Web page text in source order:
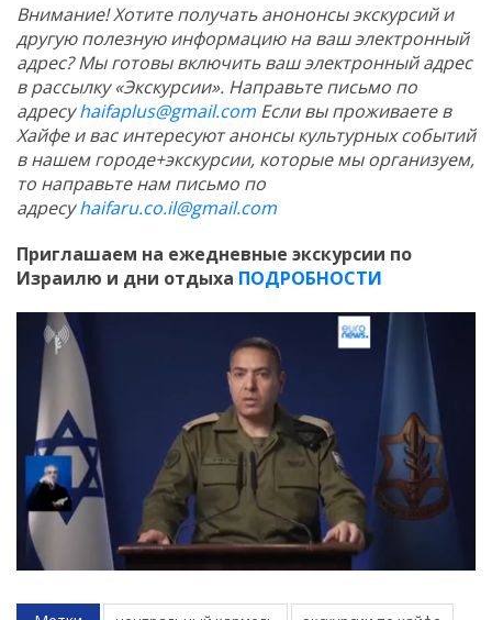
Внимание! Хотите получать анононсы экскурсий и
другую полезную информацию на ваш электронный
адрес? Мы готовы включить ваш электронный адрес
в рассылку «Экскурсии». Направьте письмо по
адресуhaifaplus@gmail.com Если вы проживаете в
Хайфе и вас интересуют анонсы культурных событий
в нашем городе+экскурсии, которые мы организуем,
то направьте нам письмо по
адресуhaifaru.co.il@gmail.com
Приглашаем на ежедневные экскурсии по
Израилю и дни отдыха ПОДРОБНОСТИ